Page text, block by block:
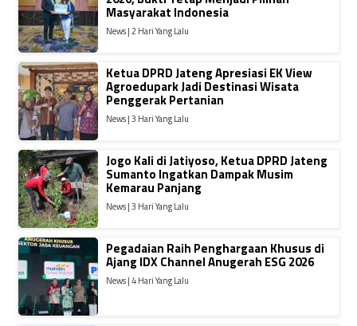
Masyarakat Indonesia
News | 2 Hari Yang Lalu
Ketua DPRD Jateng Apresiasi EK View
Agroedupark Jadi Destinasi Wisata
Penggerak Pertanian
News | 3 Hari Yang Lalu
Jogo Kali di Jatiyoso, Ketua DPRD Jateng
Sumanto Ingatkan Dampak Musim
Kemarau Panjang
News | 3 Hari Yang Lalu
Pegadaian Raih Penghargaan Khusus di
Ajang IDX Channel Anugerah ESG 2026
News | 4 Hari Yang Lalu